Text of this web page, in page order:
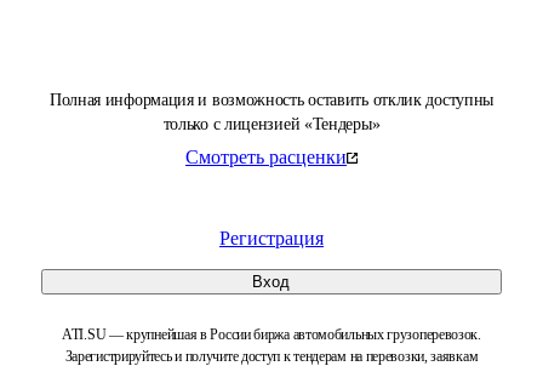
Полная информация и возможность оставить отклик доступны
только с лицензией «Тендеры»
Смотреть расценки
Регистрация
Вход
ATI.SU — крупнейшая в России биржа автомобильных грузоперевозок.
Зарегистрируйтесь и получите доступ к тендерам на перевозки, заявкам